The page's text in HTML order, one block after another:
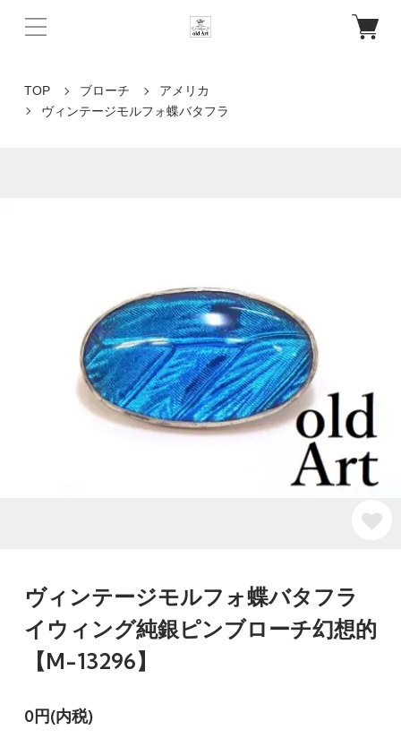
TOP ブローチ
アメリカ
ヴィンテージモルフォ蝶バタフラ
ヴィンテージモルフォ蝶バタフラ
イウィング純銀ピンブローチ幻想的
【M-13296】
0円(内税)